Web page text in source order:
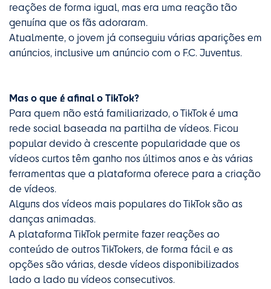
reações de forma igual, mas era uma reação tão
genuína que os fãs adoraram.
Atualmente, o jovem já conseguiu várias aparições em
anúncios, inclusive um anúncio com o F.C. Juventus.
Mas o que é afinal o TikTok?
Para quem não está familiarizado, o TikTok é uma
rede social baseada na partilha de vídeos. Ficou
popular devido à crescente popularidade que os
vídeos curtos têm ganho nos últimos anos e às várias
ferramentas que a plataforma oferece para a criação
de vídeos.
Alguns dos vídeos mais populares do TikTok são as
danças animadas.
A plataforma TikTok permite fazer reações ao
conteúdo de outros TikTokers, de forma fácil e as
opções são várias, desde vídeos disponibilizados
lado a lado ou vídeos consecutivos.